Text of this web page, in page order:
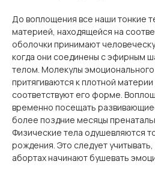
До воплощения все наши тонкие
материей, находящейся на
оболочки принимают
когда они соединены с эфирным
телом. Молекулы эмоционального
притягиваются к плотной
соответствуют его форме.
временно посещать
более поздние месяцы
Физические тела одушевляются
рождения. Это следует
абортах начинают бушевать